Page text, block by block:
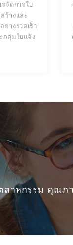
จัดการใบ
ร้างและ
างรวดเร็ว
กลุ่มใบแจ้ง
สาหกรรม คุณภ